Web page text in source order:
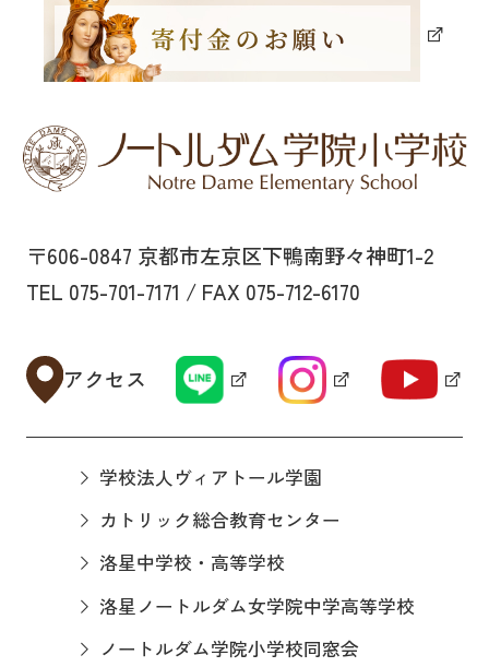
〒606-0847 京都市左京区下鴨南野々神町1-2
TEL 075-701-7171 / FAX 075-712-6170
アクセス
学校法人ヴィアトール学園
カトリック総合教育センター
洛星中学校・高等学校
洛星ノートルダム女学院中学高等学校
ノートルダム学院小学校同窓会